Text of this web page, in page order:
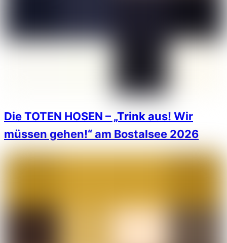
Die TOTEN HOSEN – „Trink aus! Wir
müssen gehen!“ am Bostalsee 2026